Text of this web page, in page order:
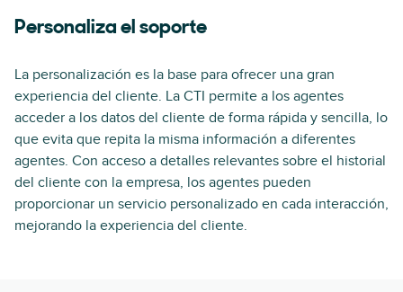
Personaliza el soporte
La personalización es la base para ofrecer una gran
experiencia del cliente. La CTI permite a los agentes
acceder a los datos del cliente de forma rápida y sencilla, lo
que evita que repita la misma información a diferentes
agentes. Con acceso a detalles relevantes sobre el historial
del cliente con la empresa, los agentes pueden
proporcionar un servicio personalizado en cada interacción,
mejorando la experiencia del cliente.